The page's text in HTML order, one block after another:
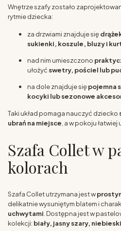
Wnętrze szafy zostało
rytmie dziecka:
za drzwiami znajduje się
sukienki, koszule, bluzy i
nad nim umieszczono
ułożyć swetry, pościel lub
na dole znajduje siępojemna
kocyki lub sezonowe
Taki układ pomaga nauczyć dziecko
ubrań na miejsce, a w pokoju
Szafa Collet w
kolorach
Szafa Collet utrzymana jest w
delikatnie wysuniętym blatem i
uchwytami . Dostępna jest w
kolekcji: biały, jasny szary,